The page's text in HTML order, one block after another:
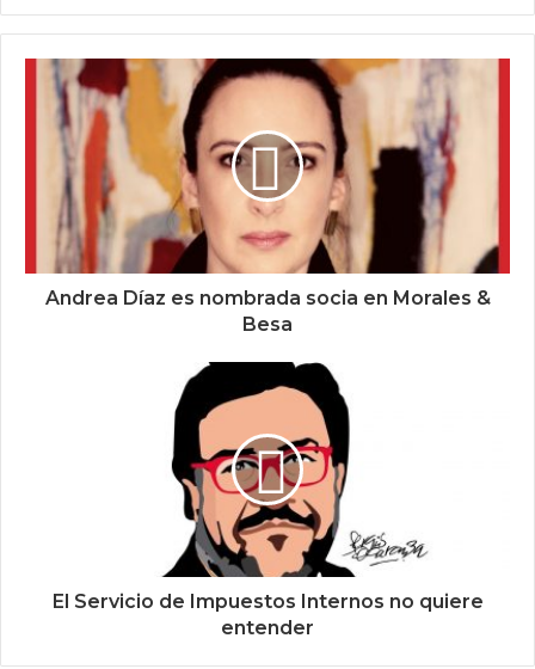
Andrea Díaz es nombrada socia en Morales &
Besa
El Servicio de Impuestos Internos no quiere
entender